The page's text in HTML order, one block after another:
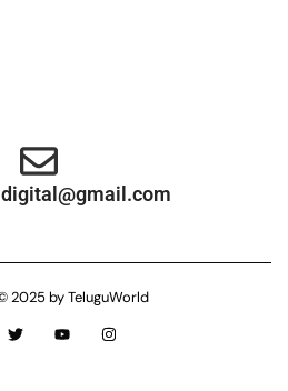
2025 by TeluguWorld